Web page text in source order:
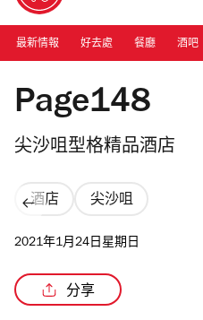
最新情報 好去處 餐廳 酒吧
Photograph: Courtesy Page148
Page148
尖沙咀型格精品酒店
酒店 尖沙咀
2021年1月24日星期日
分享